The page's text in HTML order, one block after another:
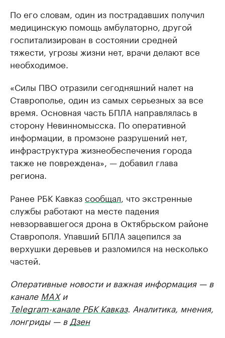
По его словам, один из пострадавших получил
медицинскую помощь амбулаторно, другой
госпитализирован в состоянии средней
тяжести, угрозы жизни нет, врачи делают все
необходимое.
«Силы ПВО отразили сегодняшний налет на
Ставрополье, один из самых серьезных за все
время. Основная часть БПЛА направлялась в
сторону Невинномысска. По оперативной
информации, в промзоне разрушений нет,
инфраструктура жизнеобеспечения города
также не повреждена», — добавил глава
региона.
Ранее РБК Кавказсообщал , что экстренные
службы работают на месте падения
невзорвавшегося дрона в Октябрьском районе
Ставрополя. Упавший БПЛА зацепился за
верхушки деревьев и разломился на несколько
частей.
Оперативные новости и важная информация — в
канале MAXи
Telegram-канале РБК Кавказ. Аналитика, мнения,
лонгриды — в Дзен